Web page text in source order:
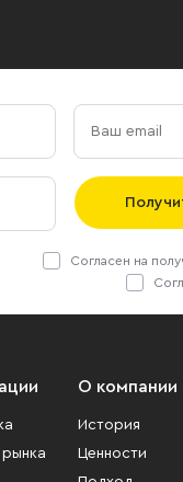
Согласен на
О компании
История
Ценности